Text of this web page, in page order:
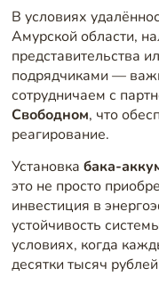
В условиях
Амурской области,
представительства
подрядчиками —
сотрудничаем с
Свободном, что
реагирование.
Установка бака-
это не просто
инвестиция в
устойчивость
условиях, когда
десятки тысяч